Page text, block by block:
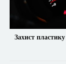
Захист